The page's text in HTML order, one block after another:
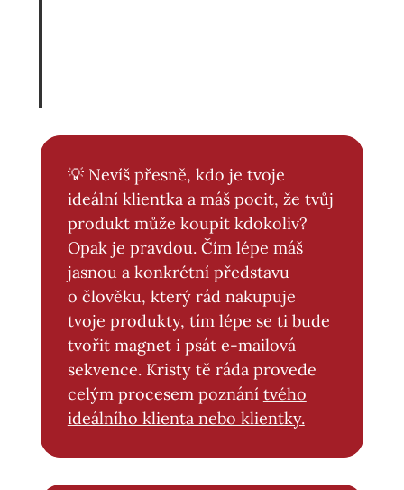
💡 Nevíš přesně, kdo je tvoje
ideální klientka a máš pocit, že tvůj
produkt může koupit kdokoliv?
Opak je pravdou. Čím lépe máš
jasnou a konkrétní představu
o člověku, který rád nakupuje
tvoje produkty, tím lépe se ti bude
tvořit magnet i psát e-mailová
sekvence. Kristy tě ráda provede
celým procesem poznání tvého
ideálního klienta nebo klientky.